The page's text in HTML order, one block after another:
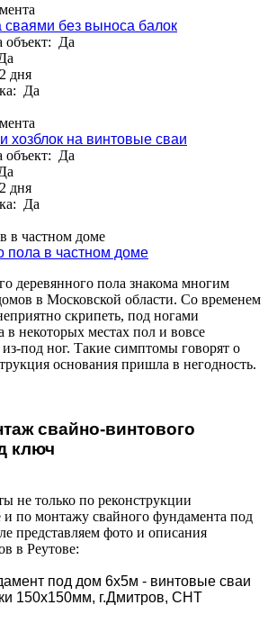
без выноса балок
объект: Да
дня
Да
хозблок на винтовые сваи
объект: Да
дня
Да
в частном доме
пола в частном доме
деревянного пола знакома многим
в Московской области. Со временем
скрипеть, под ногами
в некоторых местах пол и вовсе
под ног. Такие симптомы говорят о
основания пришла в негодность.
свайно-винтового
ключ
не только по реконструкции
по монтажу свайного фундамента под
представляем фото и описания
в Реутове:
под дом 6х5м - винтовые сваи
150х150мм, г.Дмитров, СНТ